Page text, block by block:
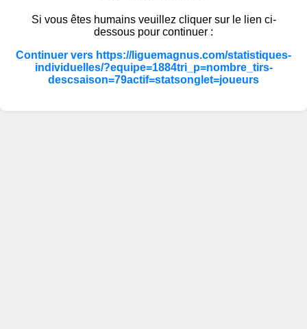
Si vous êtes humains veuillez cliquer sur le lien ci-
dessous pour continuer :
Continuer vers https://liguemagnus.com/statistiques-
individuelles/?equipe=1884tri_p=nombre_tirs-
descsaison=79actif=statsonglet=joueurs